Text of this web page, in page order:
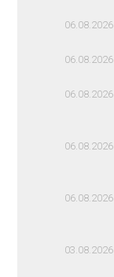
06.08.2026
06.08.2026
06.08.2026
06.08.2026
06.08.2026
03.08.2026